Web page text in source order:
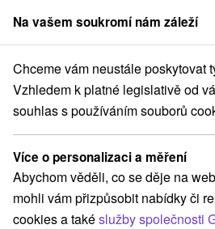
člen skupinySorger
Banskobystrický kraj Sklené
Recenze - Lázeňský
Sklené Teplice
Rezervace a
Na vašem soukromí nám záleží
Chceme vám neustále poskytovat
Vzhledem k platné legislativě od
souhlas s používáním souborů
Více o personalizaci a měření
Abychom věděli, co se děje na
mohli vám přizpůsobit nabídky či
cookies a takéslužby společnosti